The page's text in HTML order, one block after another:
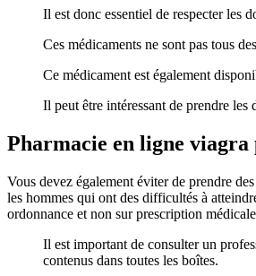
Il est donc essentiel de respecter les
Ces médicaments ne sont pas tous
Ce médicament est également
Il peut être intéressant de prendre
Pharmacie en ligne viagra
Vous devez également éviter de prendre
les hommes qui ont des difficultés à
ordonnance et non sur prescription
Il est important de consulter un
contenus dans toutes les boîtes.